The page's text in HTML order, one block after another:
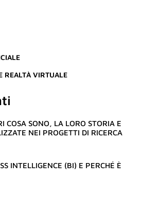
REALTÀ VIRTUALE
COSA SONO, LA LORO STORIA E
NEI PROGETTI DI RICERCA
INTELLIGENCE (BI) E PERCHÉ È